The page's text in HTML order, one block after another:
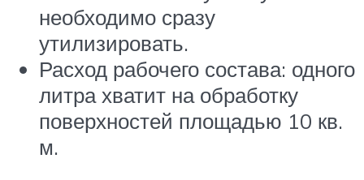
необходимо сразу
утилизировать.
Расход рабочего состава: одного
литра хватит на обработку
поверхностей площадью 10 кв.
м.